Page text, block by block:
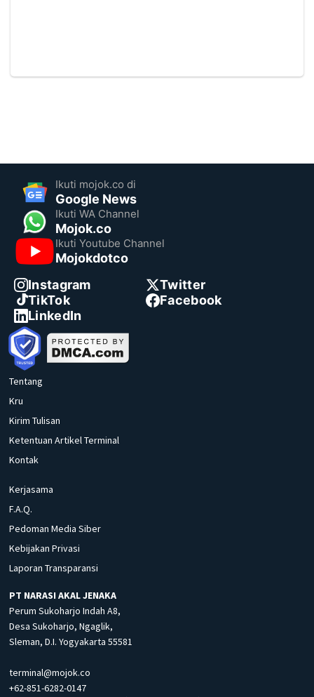
Ikuti mojok.co di
Google News
Ikuti WA Channel
Mojok.co
Ikuti Youtube Channel
Mojokdotco
Instagram
Twitter
TikTok
Facebook
LinkedIn
Tentang
Kru
Kirim Tulisan
Ketentuan Artikel Terminal
Kontak
Kerjasama
F.A.Q.
Pedoman Media Siber
Kebijakan Privasi
Laporan Transparansi
PT NARASI AKAL JENAKA
Perum Sukoharjo Indah A8,
Desa Sukoharjo, Ngaglik,
Sleman, D.I. Yogyakarta 55581
terminal@mojok.co
+62-851-6282-0147